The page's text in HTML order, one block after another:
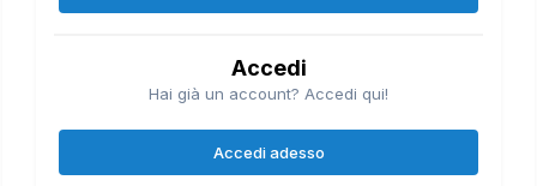
Accedi
Hai già un account? Accedi qui!
Accedi adesso